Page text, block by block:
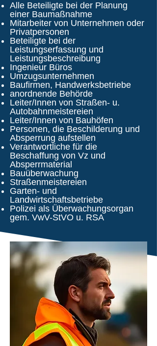
Alle Beteiligte bei der Planung
einer Baumaßnahme
Mitarbeiter von Unternehmen oder
Privatpersonen
Beteiligte bei der
Leistungserfassung und
Leistungsbeschreibung
Ingenieur Büros
Umzugsunternehmen
Baufirmen, Handwerksbetriebe
anordnende Behörde
Leiter/Innen von Straßen- u.
Autobahnmeistereien
Leiter/Innen von Bauhöfen
Personen, die Beschilderung und
Absperrung aufstellen
Verantwortliche für die
Beschaffung von Vz und
Absperrmaterial
Bauüberwachung
Straßenmeistereien
Garten- und
Landwirtschaftsbetriebe
Polizei als Überwachungsorgan
gem. VwV-StVO u. RSA